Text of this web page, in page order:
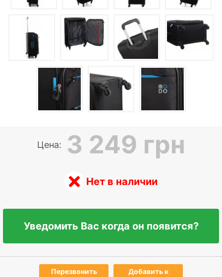
Цена: 3 249 грн
Нет в наличии
Уведомить Вас когда он появится?
Перезвонить
Добавить к